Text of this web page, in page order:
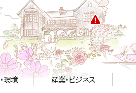
緊急情報
環境 産業・ビジネス